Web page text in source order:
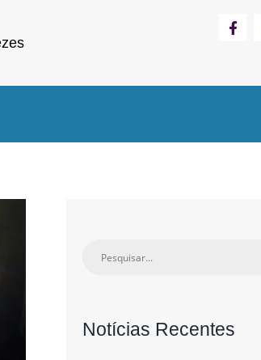
Notícias Recentes